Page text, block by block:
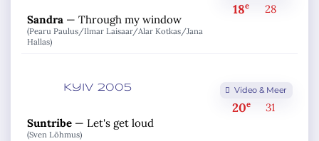
Sandra— Through my window
(Pearu Paulus/Ilmar Laisaar/Alar Kotkas/Jana
Hallas)
18e 28
Kyiv 2005
Suntribe— Let's get loud
(Sven Lõhmus)
Video & Meer
20e 31